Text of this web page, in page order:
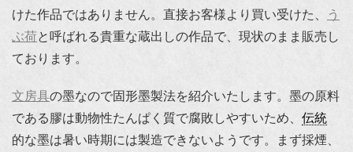
けた作品ではありません。直接お客様より買い受けた、
う
ぶ荷と呼ばれる貴重な蔵出しの作品で、現状のまま販売し
ております。
文房具の墨なので固形墨製法を紹介いたします。墨の原料
である膠は動物性たんぱく質で腐敗しやすいため、 伝統
的な墨は暑い時期には製造できないようです。まず採煙、